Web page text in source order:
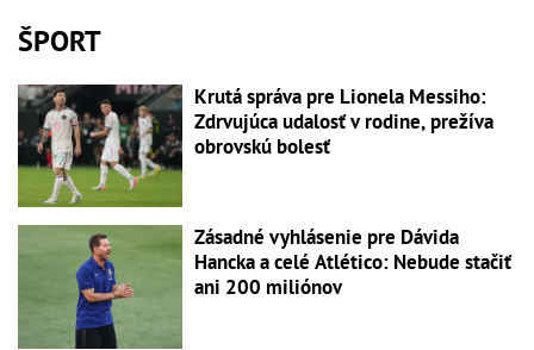
ŠPORT
Krutá správa pre Lionela Messiho:
Zdrvujúca udalosť v rodine, prežíva
obrovskú bolesť
Zásadné vyhlásenie pre Dávida
Hancka a celé Atlético: Nebude stačiť
ani 200 miliónov